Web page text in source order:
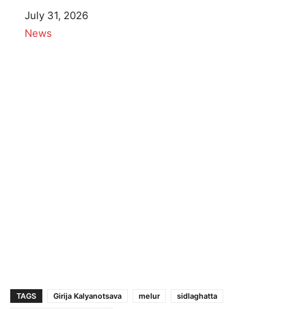
Date
July 31, 2026
In relation to
News
TAGS Girija Kalyanotsava melur
sidlaghatta